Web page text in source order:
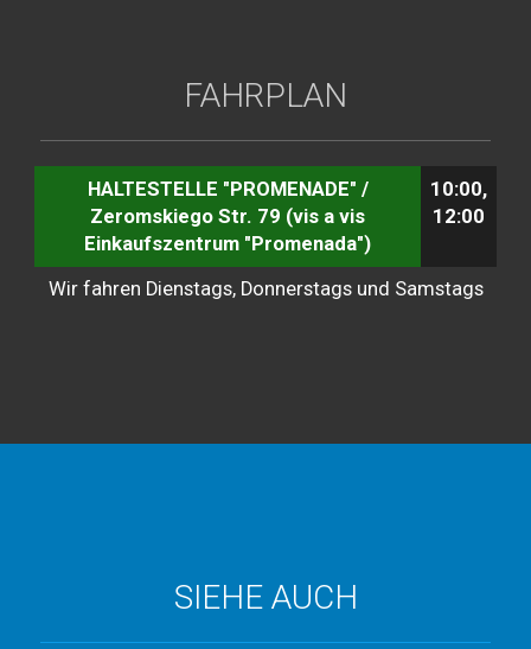
FAHRPLAN
HALTESTELLE "PROMENADE" /
Zeromskiego Str. 79 (vis a vis
Einkaufszentrum "Promenada")
10:00,
12:00
Wir fahren Dienstags, Donnerstags und Samstags
SIEHE AUCH